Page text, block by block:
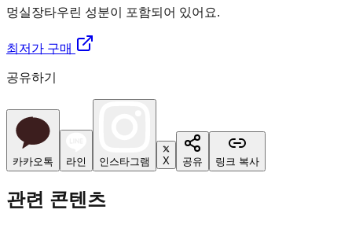
멍실장타우린 성분이 포함되어 있어요.
최저가 구매
공유하기
카카오톡 라인 인스타그램 X 공유 링크 복사
관련 콘텐츠